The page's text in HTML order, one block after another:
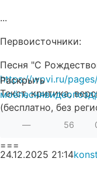
...
Первоисточники:
Песня "С
https://wpvi.ru/
Текст, критика,
(бесплатно, без
===
Раскрыть
моёпеснявидео
— 56
24.12.2025 21:14konst